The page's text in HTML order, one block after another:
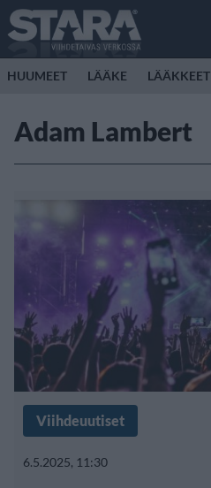
HUUMEET LÄÄKE LÄÄKKEET
Adam Lambert
Viihdeuutiset
6.5.2025, 11:30